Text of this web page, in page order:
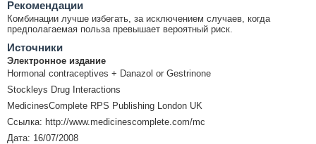
Рекомендации
Комбинации лучше избегать, за исключением случаев, когда
предполагаемая польза превышает вероятный риск.
Источники
Электронное издание
Hormonal contraceptives + Danazol or Gestrinone
Stockleys Drug Interactions
MedicinesComplete RPS Publishing London UK
Ссылка: http://www.medicinescomplete.com/mc
Дата: 16/07/2008